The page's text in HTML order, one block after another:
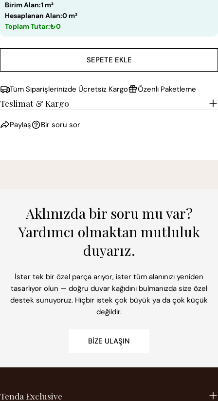
Birim Alan:1 m²
Hesaplanan Alan:0 m²
Toplam Tutar:₺0
SEPETE EKLE
Tüm Siparişlerinizde Ücretsiz Kargo Özenli Paketleme
Teslimat & Kargo
Paylaş Bir soru sor
Aklınızda bir soru mu var?
Yardımcı olmaktan mutluluk
duyarız.
İster tek bir özel parça arıyor, ister tüm alanınızı yeniden
tasarlıyor olun — doğru duvar kağıdını bulmanızda size özel
destek sunuyoruz. Hiçbir istek çok büyük ya da çok küçük
değildir.
BIZE ULAŞIN
Tenda Exclusive